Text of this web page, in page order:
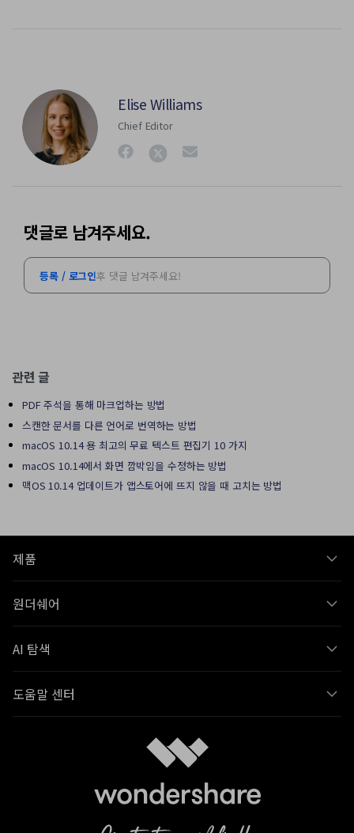
Elise Williams
Chief Editor
댓글로 남겨주세요.
등록 / 로그인후 댓글 남겨주세요!
관련 글
PDF 주석을 통해 마크업하는 방법
스캔한 문서를 다른 언어로 번역하는 방법
macOS 10.14 용 최고의 무료 텍스트 편집기 10 가지
macOS 10.14에서 화면 깜박임을 수정하는 방법
맥OS 10.14 업데이트가 앱스토어에 뜨지 않을 때 고치는 방법
제품
원더쉐어
AI 탐색
도움말 센터